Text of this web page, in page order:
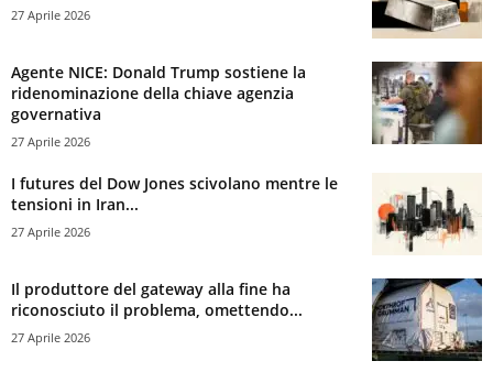
27 Aprile 2026
Agente NICE: Donald Trump sostiene la
ridenominazione della chiave agenzia
governativa
27 Aprile 2026
I futures del Dow Jones scivolano mentre le
tensioni in Iran...
27 Aprile 2026
Il produttore del gateway alla fine ha
riconosciuto il problema, omettendo...
27 Aprile 2026